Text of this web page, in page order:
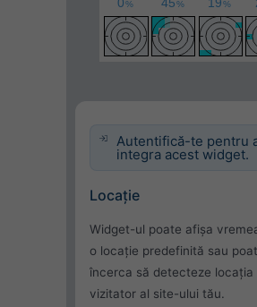
Autentifică-te pentru
integra acest widget.
Locație
Widget-ul poate afișa
o locație predefinită sau
încerca să detecteze locația
vizitator al site-ului tău.